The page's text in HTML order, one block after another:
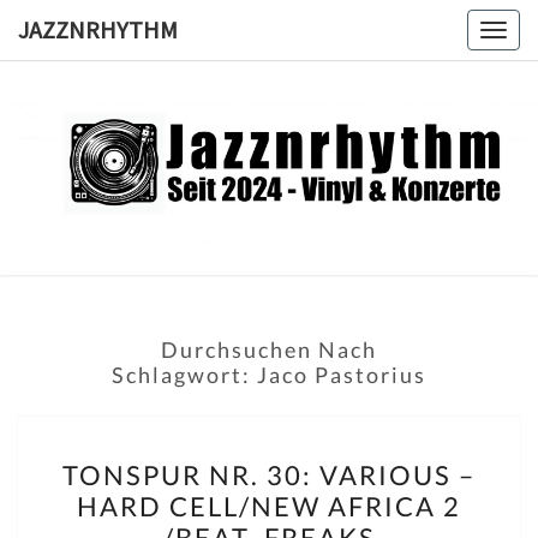
JAZZNRHYTHM
Seit
2024 –
Durchsuchen Nach
Schlagwort: Jaco Pastorius
NR.
30:
TONSPUR NR. 30: VARIOUS –
HARD CELL/NEW AFRICA 2